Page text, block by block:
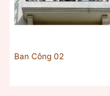
Ban Công 02